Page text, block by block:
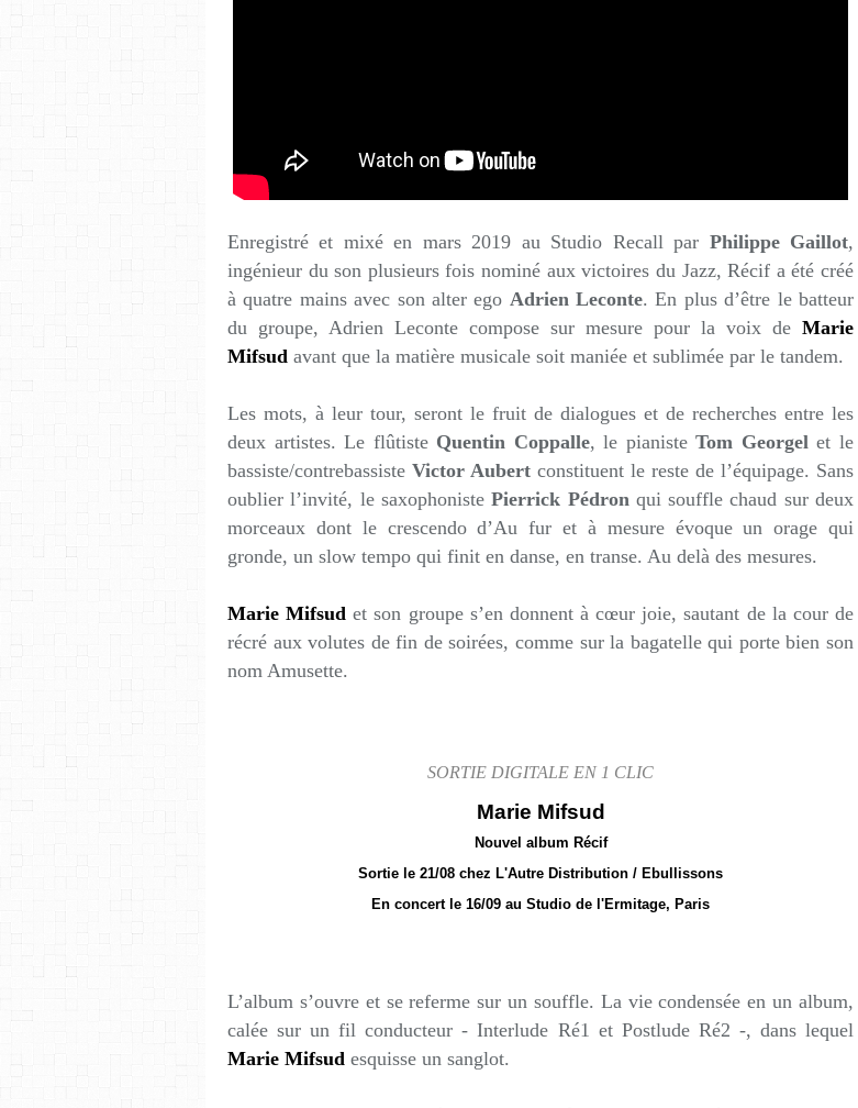
Enregistré et mixé en mars 2019 au Studio Recall par Philippe Gaillot,
ingénieur du son plusieurs fois nominé aux victoires du Jazz, Récif a été créé
à quatre mains avec son alter ego Adrien Leconte. En plus d’être le batteur
du groupe, Adrien Leconte compose sur mesure pour la voix de Marie
Mifsud avant que la matière musicale soit maniée et sublimée par le tandem.
Les mots, à leur tour, seront le fruit de dialogues et de recherches entre les
deux artistes. Le flûtisteQuentin Coppalle, le pianisteTom Georgelet le
bassiste/contrebassiste Victor Aubert constituent le reste de l’équipage. Sans
oublier l’invité, le saxophonistePierrick Pédron qui souffle chaud sur deux
morceaux dont le crescendo d’Au fur et à mesure évoque un orage qui
gronde, un slow tempo qui finit en danse, en transe. Au delà des mesures.
Marie Mifsudet son groupe s’en donnent à cœur joie, sautant de la cour de
récré aux volutes de fin de soirées, comme sur la bagatelle qui porte bien son
nom Amusette.
SORTIE DIGITALE EN 1 CLIC
Marie Mifsud
Nouvel album Récif
Sortie le 21/08 chez L'Autre Distribution / Ebullissons
En concert le 16/09 au Studio de l'Ermitage, Paris
L’album s’ouvre et se referme sur un souffle. La vie condensée en un album,
calée sur un fil conducteur - Interlude Ré1 et Postlude Ré2 -, dans lequel
Marie Mifsud esquisse un sanglot.